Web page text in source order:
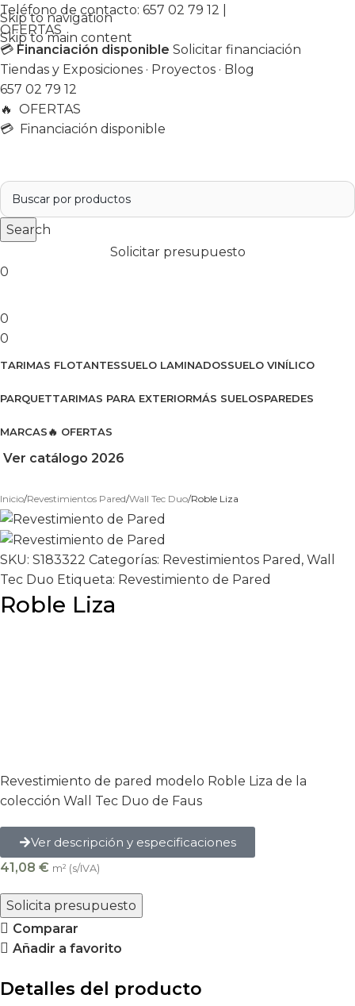
Skip to navigation
Skip to main content
Teléfono de contacto: 657 02 79 12
OFERTAS
💳 Financiación disponible Solicitar financiación
Tiendas y Exposiciones · Proyectos · Blog
657 02 79 12
🔥 OFERTAS
💳 Financiación disponible
Search
Solicitar presupuesto
0
0
0
TARIMAS FLOTANTESSUELO LAMINADOSSUELO VINÍLICO
PARQUETTARIMAS PARA EXTERIORMÁS SUELOSPAREDES
MARCAS🔥 OFERTAS
Ver catálogo 2026
Inicio Revestimientos Pared Wall Tec Duo Roble Liza
SKU: S183322 Categorías: Revestimientos Pared , Wall
Tec Duo Etiqueta: Revestimiento de Pared
Roble Liza
Revestimiento de pared modelo Roble Liza de la
colección Wall Tec Duo de Faus
Ver descripción y especificaciones
41,08 € m² (s/IVA)
Solicita presupuesto
Comparar
Añadir a favorito
Detalles del producto